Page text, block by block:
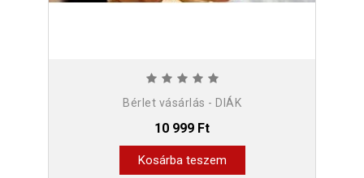
Bérlet vásárlás - DIÁK
10 999 Ft
Kosárba teszem